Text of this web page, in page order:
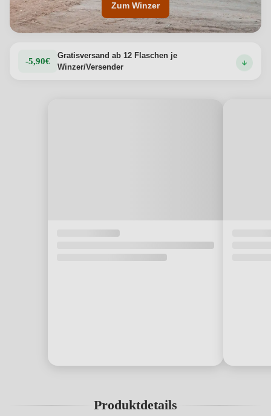
Zum Winzer
-5,90€
Gratisversand ab 12 Flaschen je
Winzer/Versender
Produktdetails